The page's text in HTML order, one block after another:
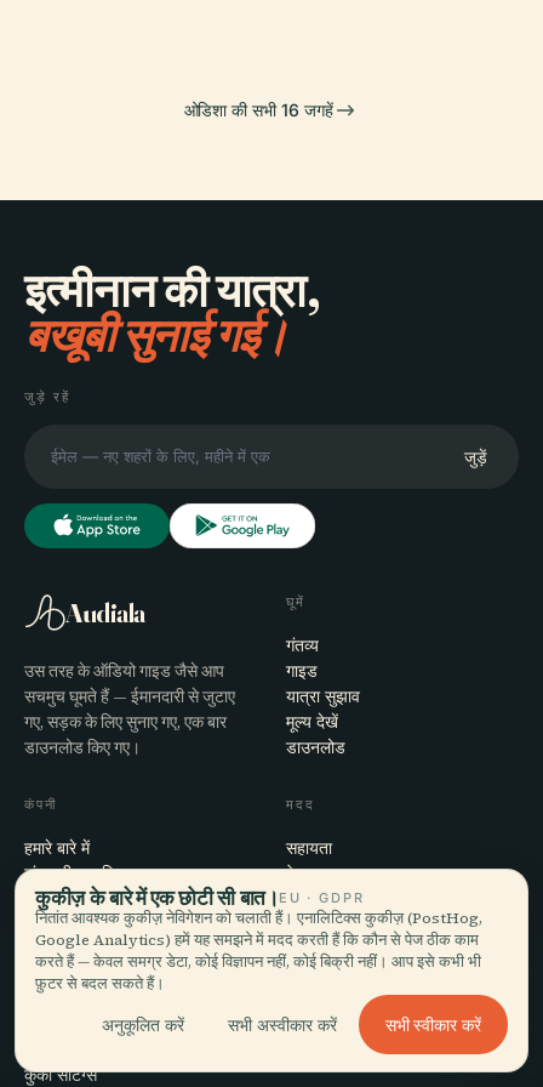
ओडिशा की सभी 16 जगहें
इत्मीनान की यात्रा,
बखूबी सुनाई गई।
जुड़े रहें
जुड़ें
Audiala
उस तरह के ऑडियो गाइड जैसे आप
सचमुच घूमते हैं — ईमानदारी से जुटाए
गए, सड़क के लिए सुनाए गए, एक बार
डाउनलोड किए गए।
घूमें
गंतव्य
गाइड
यात्रा सुझाव
मूल्य देखें
डाउनलोड
कंपनी
हमारे बारे में
संपादकीय प्रक्रिया
मिशन
मदद
सहायता
ऐप समस्या-समाधान
संपर्क
हमारे साथ साझेदारी करें
कानूनी
कुकी सेटिंग्स
कुकीज़ के बारे में एक छोटी सी बात। EU · GDPR
नितांत आवश्यक कुकीज़ नेविगेशन को चलाती हैं। एनालिटिक्स कुकीज़ (PostHog,
Google Analytics) हमें यह समझने में मदद करती हैं कि कौन से पेज ठीक काम
करते हैं — केवल समग्र डेटा, कोई विज्ञापन नहीं, कोई बिक्री नहीं। आप इसे कभी भी
फ़ुटर से बदल सकते हैं।
अनुकूलित करें सभी अस्वीकार करें सभी स्वीकार करें